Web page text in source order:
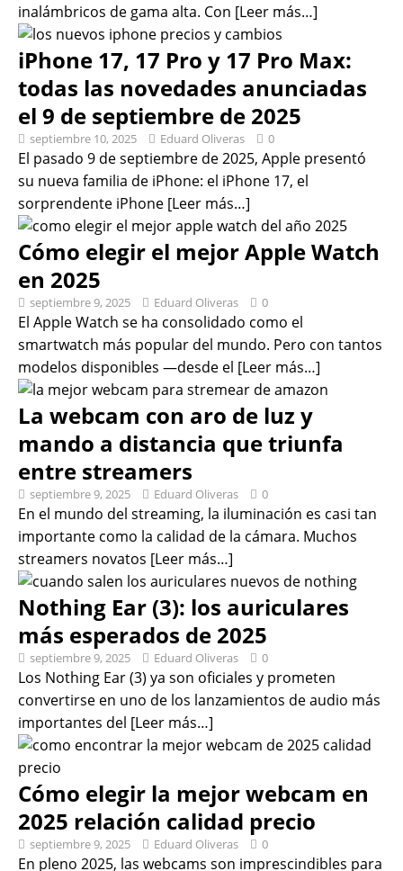
inalámbricos de gama alta. Con [Leer más…]
iPhone 17, 17 Pro y 17 Pro Max:
todas las novedades anunciadas
el 9 de septiembre de 2025
septiembre 10, 2025 Eduard Oliveras 0
El pasado 9 de septiembre de 2025, Apple presentó
su nueva familia de iPhone: el iPhone 17, el
sorprendente iPhone [Leer más…]
Cómo elegir el mejor Apple Watch
en 2025
septiembre 9, 2025 Eduard Oliveras 0
El Apple Watch se ha consolidado como el
smartwatch más popular del mundo. Pero con tantos
modelos disponibles —desde el [Leer más…]
La webcam con aro de luz y
mando a distancia que triunfa
entre streamers
septiembre 9, 2025 Eduard Oliveras 0
En el mundo del streaming, la iluminación es casi tan
importante como la calidad de la cámara. Muchos
streamers novatos [Leer más…]
Nothing Ear (3): los auriculares
más esperados de 2025
septiembre 9, 2025 Eduard Oliveras 0
Los Nothing Ear (3) ya son oficiales y prometen
convertirse en uno de los lanzamientos de audio más
importantes del [Leer más…]
Cómo elegir la mejor webcam en
2025 relación calidad precio
septiembre 9, 2025 Eduard Oliveras 0
En pleno 2025, las webcams son imprescindibles para